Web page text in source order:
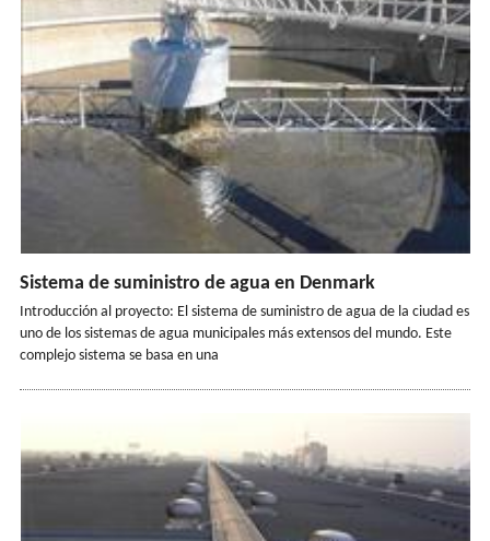
Sistema de suministro de agua en Denmark
Introducción al proyecto: El sistema de suministro de agua de la ciudad es
uno de los sistemas de agua municipales más extensos del mundo. Este
complejo sistema se basa en una